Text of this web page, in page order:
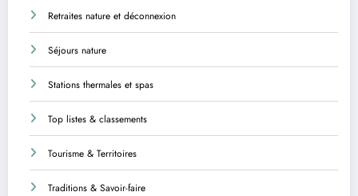
Retraites nature et déconnexion
Séjours nature
Stations thermales et spas
Top listes & classements
Tourisme & Territoires
Traditions & Savoir-faire